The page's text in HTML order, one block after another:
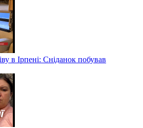
в Ірпені: Сніданок побував